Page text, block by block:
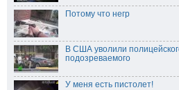
Потому что негр
В США уволили
подозреваемого
У меня есть пистолет!